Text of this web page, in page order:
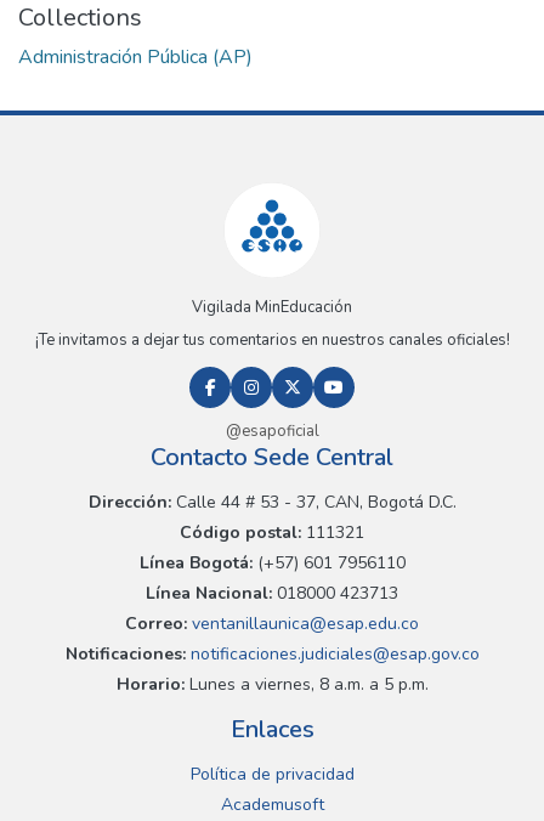
Collections
Administración Pública (AP)
Vigilada MinEducación
¡Te invitamos a dejar tus comentarios en nuestros canales oficiales!
@esapoficial
Contacto Sede Central
Dirección:Calle 44 # 53 - 37, CAN, Bogotá D.C.
Código postal: 111321
Línea Bogotá:(+57) 601 7956110
Línea Nacional: 018000 423713
Correo: ventanillaunica@esap.edu.co
Notificaciones:notificaciones.judiciales@esap.gov.co
Horario:Lunes a viernes, 8 a.m. a 5 p.m.
Enlaces
Política de privacidad
Academusoft